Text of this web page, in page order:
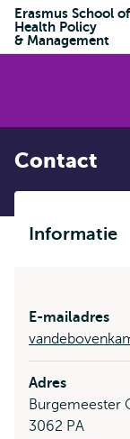
Erasmus School of
Health Policy
& Management
Contact
Informatie
E-mailadres
Adres
Burgemeester
3062 PA